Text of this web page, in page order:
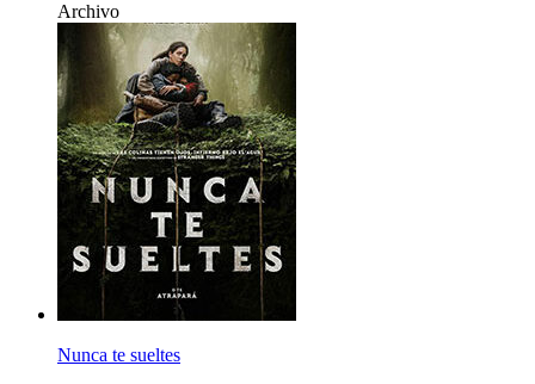
Archivo
Nunca te sueltes